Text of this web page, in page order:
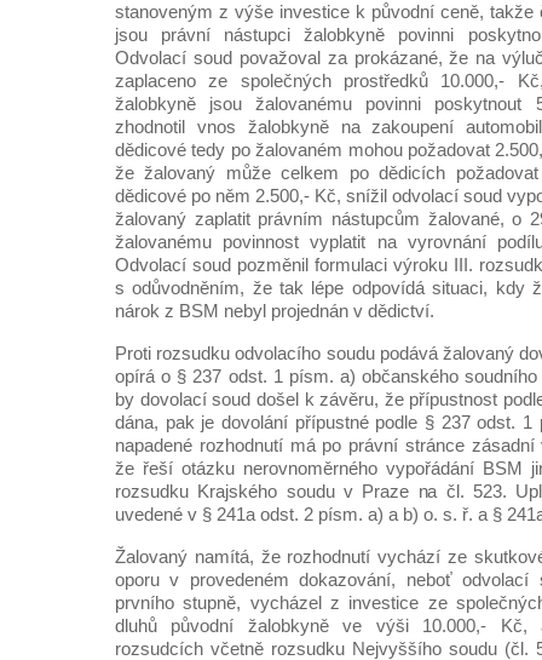
stanoveným z výše investice k původní ceně, takže
jsou právní nástupci žalobkyně povinni
Odvolací soud považoval za prokázané, že na
zaplaceno ze společných prostředků 10.000,-
žalobkyně jsou žalovanému povinni poskytnout
zhodnotil vnos žalobkyně na zakoupení
dědicové tedy po žalovaném mohou požadovat
že žalovaný může celkem po dědicích
dědicové po něm 2.500,- Kč, snížil odvolací soud
žalovaný zaplatit právním nástupcům žalované, o
žalovanému povinnost vyplatit na vyrovnání
Odvolací soud pozměnil formulaci výroku III.
s odůvodněním, že tak lépe odpovídá situaci, kdy
nárok z BSM nebyl projednán v dědictví.
Proti rozsudku odvolacího soudu podává žalovaný
opírá o § 237 odst. 1 písm. a) občanského soudního
by dovolací soud došel k závěru, že přípustnost
dána, pak je dovolání přípustné podle § 237 odst.
napadené rozhodnutí má po právní stránce
že řeší otázku nerovnoměrného vypořádání BSM
rozsudku Krajského soudu v Praze na čl. 523.
uvedené v § 241a odst. 2 písm. a) a b) o. s. ř. a §
Žalovaný namítá, že rozhodnutí vychází ze
oporu v provedeném dokazování, neboť odvolací
prvního stupně, vycházel z investice ze
dluhů původní žalobkyně ve výši 10.000,- Kč,
rozsudcích včetně rozsudku Nejvyššího soudu (čl.